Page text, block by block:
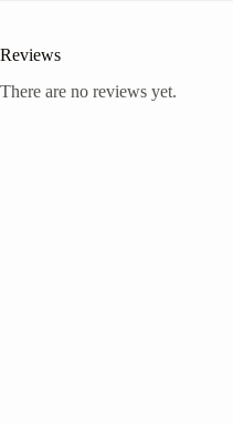
Reviews
There are no reviews yet.